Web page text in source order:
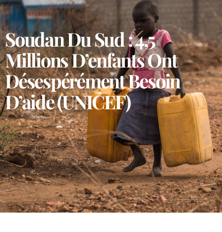
Soudan Du Sud : 4,5
Millions D’enfants Ont
Désespérément Besoin
D’aide (UNICEF)